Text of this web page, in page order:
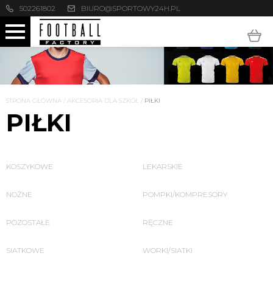
502261802 BIURO@SPORTOWY24H.PL
STRONA GŁÓWNA / AKCESORIA DLA SZKÓŁ / PIŁKI
PIŁKI
KOSZYKOWE LEKARSKIE
NOŻNE POMPKI/KOMPRESORY
POZOSTAŁE RĘCZNE
SIATKOWE WORKI/SIATKI